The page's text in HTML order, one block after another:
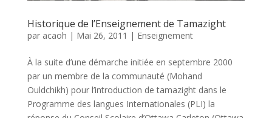
Historique de l’Enseignement de Tamazight
par acaoh | Mai 26, 2011 | Enseignement
À la suite d’une démarche initiée en septembre 2000
par un membre de la communauté (Mohand
Ouldchikh) pour l’introduction de tamazight dans le
Programme des langues Internationales (PLI) la